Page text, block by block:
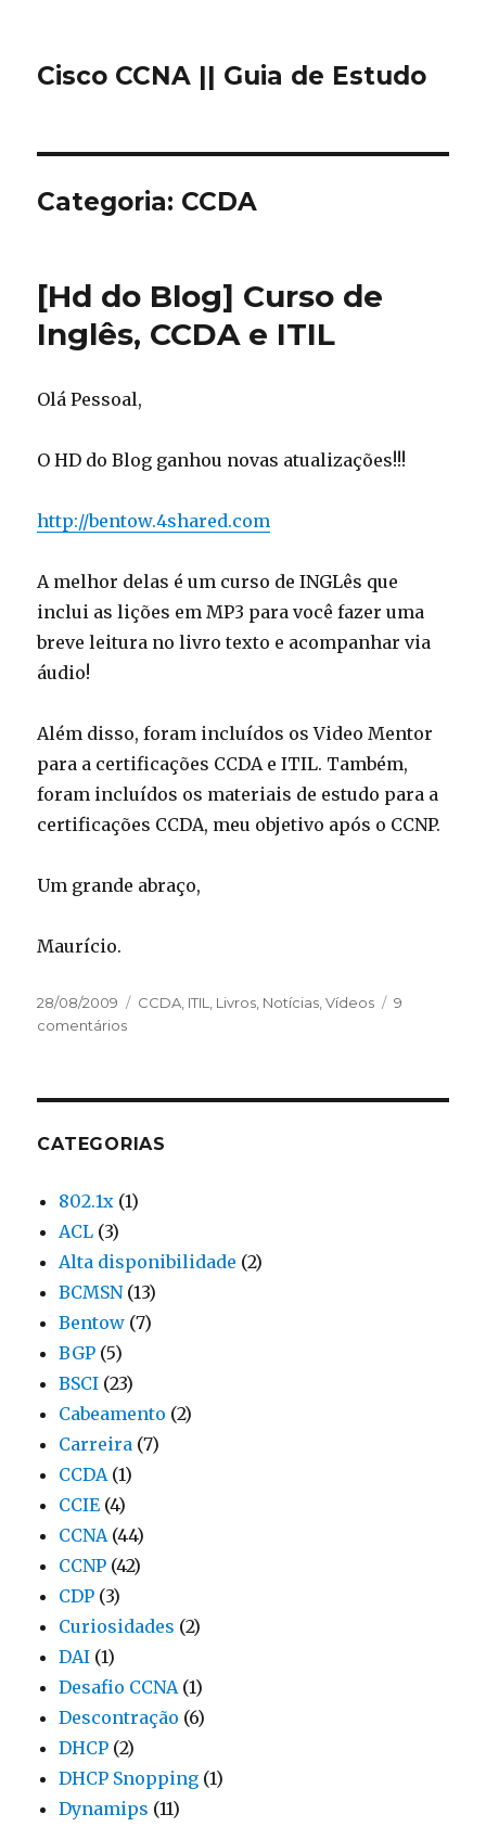
Cisco CCNA || Guia de Estudo
Categoria: CCDA
[Hd do Blog] Curso de
Inglês, CCDA e ITIL
Olá Pessoal,
O HD do Blog ganhou novas atualizações!!!
http://bentow.4shared.com
A melhor delas é um curso de INGLês que
inclui as lições em MP3 para você fazer uma
breve leitura no livro texto e acompanhar via
áudio!
Além disso, foram incluídos os Video Mentor
para a certificações CCDA e ITIL. Também,
foram incluídos os materiais de estudo para a
certificações CCDA, meu objetivo após o CCNP.
Um grande abraço,
Maurício.
Publicado
em
28/08/2009 Categorias
CCDA ITIL Livros Notícias ,Vídeos
9
comentários
de
e
CATEGORIAS
802.1x (1)
ACL (3)
Alta disponibilidade (2)
BCMSN(13)
Bentow (7)
BGP (5)
BSCI (23)
Cabeamento (2)
Carreira (7)
CCDA(1)
CCIE (4)
CCNA(44)
CCNP (42)
CDP (3)
Curiosidades (2)
DAI (1)
Desafio CCNA(1)
Descontração (6)
DHCP (2)
DHCP Snopping (1)
Dynamips (11)